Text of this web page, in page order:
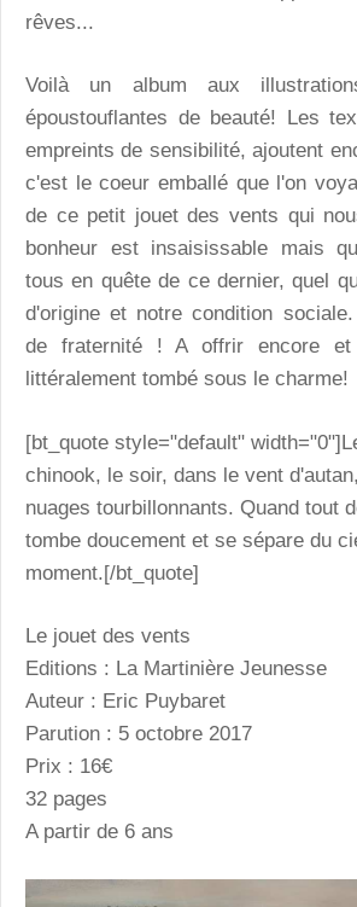
rêves...
Voilà un album aux
époustouflantes de beauté! Les
empreints de sensibilité, ajoutent
c'est le coeur emballé que l'on
de ce petit jouet des vents qui
bonheur est insaisissable mais
tous en quête de ce dernier, quel
d'origine et notre condition
de fraternité ! A offrir encore
littéralement tombé sous le charme!
[bt_quote style="default"
chinook, le soir, dans le vent
nuages tourbillonnants. Quand tout
tombe doucement et se sépare du
moment.[/bt_quote]
Le jouet des vents
Editions : La Martinière Jeunesse
Auteur : Eric Puybaret
Parution : 5 octobre 2017
Prix : 16€
32 pages
A partir de 6 ans